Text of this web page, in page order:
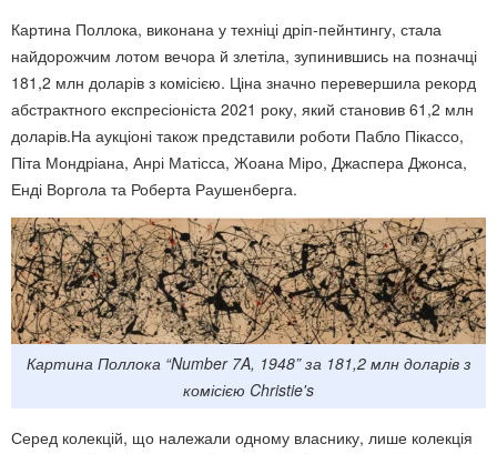
Картина Поллока, виконана у техніці дріп-пейнтингу, стала
найдорожчим лотом вечора й злетіла, зупинившись на позначці
181,2 млн доларів з комісією. Ціна значно перевершила рекорд
абстрактного експресіоніста 2021 року, який становив 61,2 млн
доларів.На аукціоні також представили роботи Пабло Пікассо,
Піта Мондріана, Анрі Матісса, Жоана Міро, Джаспера Джонса,
Енді Воргола та Роберта Раушенберга.
Картина Поллока “Number 7A, 1948” за 181,2 млн доларів з
комісією Christie's
Серед колекцій, що належали одному власнику, лише колекція